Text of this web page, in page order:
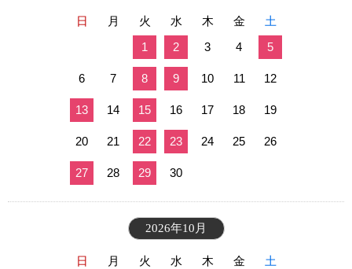
日 月 火 水 木 金
土
1
2 3 4 5
6 7 8 9 10 11 12
13 14 15 16 17 18 19
20 21 22 23 24 25 26
27 28 29 30
2026年10月
日 月 火 水 木 金
土